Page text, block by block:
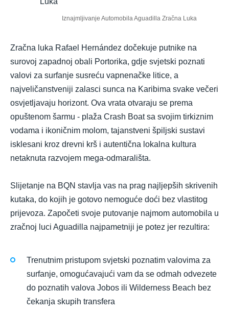
Iznajmljivanje Automobila Aguadilla Zračna Luka
Zračna luka Rafael Hernández dočekuje putnike na
surovoj zapadnoj obali Portorika, gdje svjetski poznati
valovi za surfanje susreću vapnenačke litice, a
najveličanstveniji zalasci sunca na Karibima svake večeri
osvjetljavaju horizont. Ova vrata otvaraju se prema
opuštenom šarmu - plaža Crash Boat sa svojim tirkiznim
vodama i ikoničnim molom, tajanstveni špiljski sustavi
isklesani kroz drevni krš i autentična lokalna kultura
netaknuta razvojem mega-odmarališta.
Slijetanje na BQN stavlja vas na prag najljepših skrivenih
kutaka, do kojih je gotovo nemoguće doći bez vlastitog
prijevoza. Započeti svoje putovanje najmom automobila u
zračnoj luci Aguadilla najpametniji je potez jer rezultira:
Trenutnim pristupom svjetski poznatim valovima za
surfanje, omogućavajući vam da se odmah odvezete
do poznatih valova Jobos ili Wilderness Beach bez
čekanja skupih transfera